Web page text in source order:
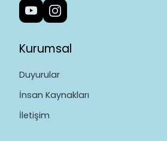
Kurumsal
Duyurular
İnsan Kaynakları
İletişim